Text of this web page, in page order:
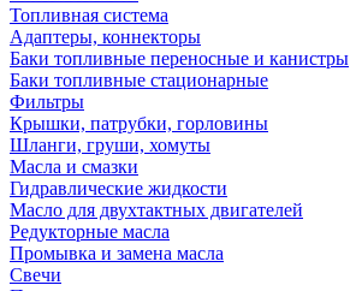
Топливная система
Адаптеры, коннекторы
Баки топливные переносные и канистры
Баки топливные стационарные
Фильтры
Крышки, патрубки, горловины
Шланги, груши, хомуты
Масла и смазки
Гидравлические жидкости
Масло для двухтактных двигателей
Редукторные масла
Промывка и замена масла
Свечи